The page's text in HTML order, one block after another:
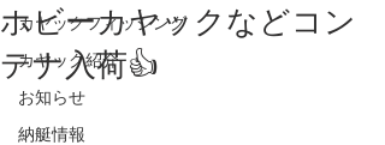
カヤックフィッシング
カヤック紹介
お知らせ
納艇情報
ホビーカヤックなどコン
テナ入荷👍